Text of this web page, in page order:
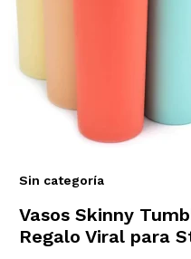
Sin categoría
Vasos Skinny
Regalo Viral para